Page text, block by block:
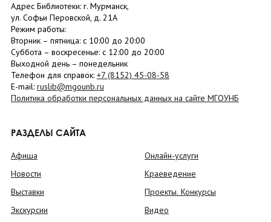
Адрес Библиотеки: г. Мурманск,
ул. Софьи Перовской, д. 21А
Режим работы:
Вторник – пятница: с 10:00 до 20:00
Суббота – воскресенье: c 12:00 до 20:00
Выходной день – понедельник
Телефон для справок: +7 (8152) 45-08-58
E-mail: ruslib@mgounb.ru
Политика обработки персональных данных на сайте МГОУНБ
РАЗДЕЛЫ САЙТА
Афиша
Новости
Выставки
Экскурсии
Онлайн-услуги
Краеведение
Проекты. Конкурсы
Видео